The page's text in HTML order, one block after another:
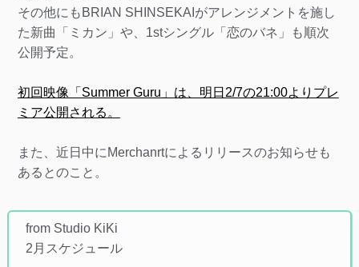
その他にもBRIAN SHINSEKAIがアレンジメントを施し
た新曲「ミカン」や、1stシングル「恋のバネ」も順次
公開予定。
初回映像「Summer Guru」は、明日2/7の21:00よりプレ
ミア公開される。
また、近日中にMerchanrtによるリリースのお知らせも
あるとのこと。
from Studio KiKi
2月スケジュール